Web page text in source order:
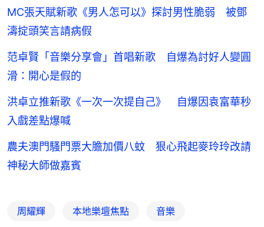
MC張天賦新歌《男人怎可以》探討男性脆弱 被鄧
濤掟頭笑言請病假
范卓賢「音樂分享會」首唱新歌 自爆為討好人變圓
滑：開心是假的
洪卓立推新歌《一次一次提自己》 自爆因袁富華秒
入戲差點爆喊
農夫澳門騷門票大膽加價八蚊 狠心飛起麥玲玲改請
神秘大師做嘉賓
周耀輝 本地樂壇焦點 音樂